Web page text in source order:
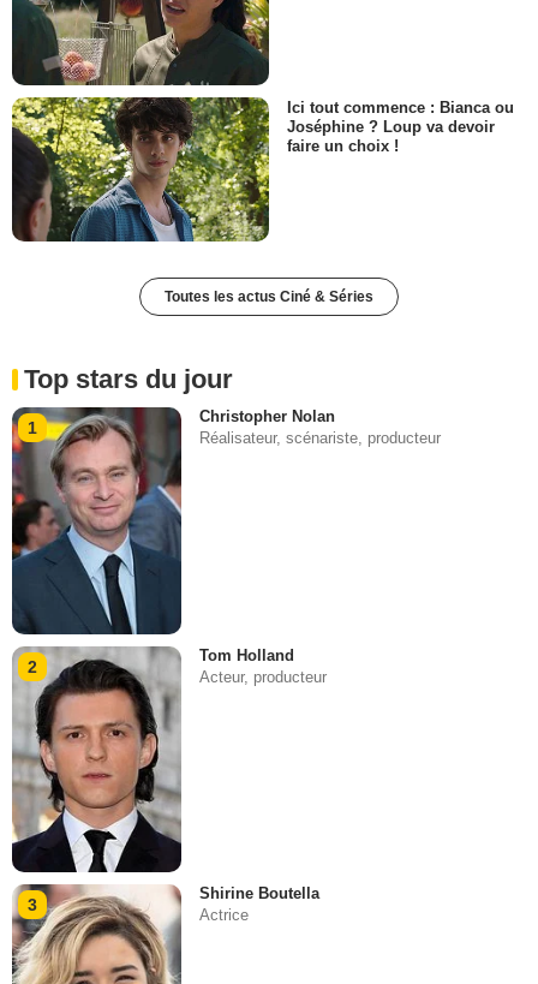
Ici tout commence : Bianca ou
Joséphine ? Loup va devoir
faire un choix !
Toutes les actus Ciné & Séries
Top stars du jour
1
Christopher Nolan
Réalisateur, scénariste, producteur
2
Tom Holland
Acteur, producteur
3
Shirine Boutella
Actrice